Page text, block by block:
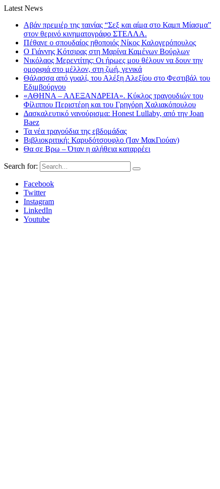
Latest News
Αβάν πρεμιέρ της ταινίας “Σεξ και αίμα στο Καμπ Μίασμα”
στον θερινό κινηματογράφο ΣΤΕΛΛΑ.
Πέθανε ο σπουδαίος ηθοποιός Νίκος Καλογερόπουλος
Ο Γιάννης Κότσιρας στη Μαρίνα Καμένων Βούρλων
Νικόλαος Μερεντίτης: Οι ήρωες μου θέλουν να δουν την
ομορφιά στο μέλλον, στη ζωή, γενικά
Θάλασσα από γυαλί, του Αλέξη Αλεξίου στο Φεστιβάλ του
Εδιμβούργου
«ΑΘΗΝΑ – ΑΛΕΞΑΝΔΡΕΙΑ». Κύκλος τραγουδιών του
Φίλιππου Περιστέρη και του Γρηγόρη Χαλιακόπουλου
Δασκαλευτικό νανούρισμα: Honest Lullaby, από την Joan
Baez
Τα νέα τραγούδια της εβδομάδας
Βιβλιοκριτική: Καρυδότσουφλο (Ίαν ΜακΓιούαν)
Θα σε Βρω – Όταν η αλήθεια καταρρέει
Search for:
Facebook
Twitter
Instagram
LinkedIn
Youtube